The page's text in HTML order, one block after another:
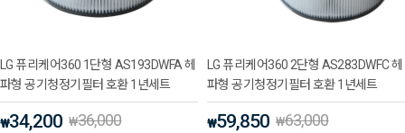
LG 퓨리케어360 1단형 AS193DWFA 헤
파형 공기청정기필터 호환 1년세트
₩34,200 ₩36,000
LG 퓨리케어360 2단형 AS283DWFC 헤
파형 공기청정기필터 호환 1년세트
₩59,850 ₩63,000